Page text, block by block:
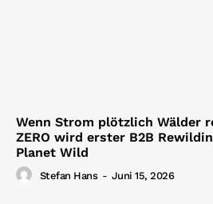
Wenn Strom plötzlich Wälder
ZERO wird erster B2B
Planet Wild
Stefan Hans - Juni 15, 2026